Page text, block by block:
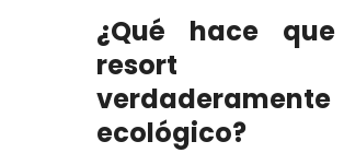
¿Qué hace
resort
verdaderamente
ecológico?